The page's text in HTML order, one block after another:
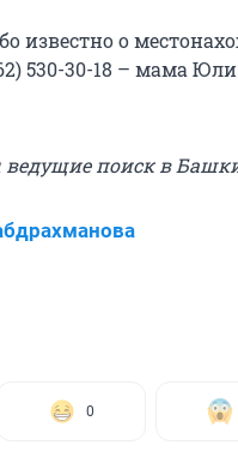
известно о
530-30-18 – мама
ведущие поиск в
0